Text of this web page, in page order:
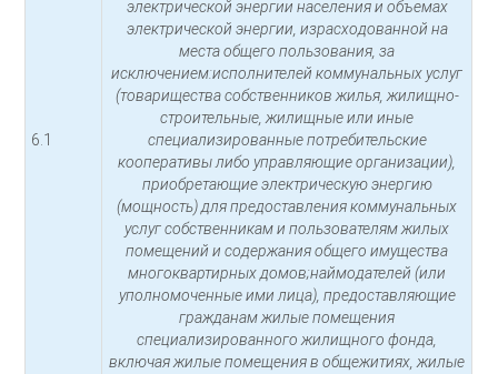
6.1
электрической энергии населения и объемах
электрической энергии, израсходованной на
места общего пользования, за
исключением:исполнителей коммунальных услуг
(товарищества собственников жилья, жилищно-
строительные, жилищные или иные
специализированные потребительские
кооперативы либо управляющие организации),
приобретающие электрическую энергию
(мощность) для предоставления коммунальных
услуг собственникам и пользователям жилых
помещений и содержания общего имущества
многоквартирных домов;наймодателей (или
уполномоченные ими лица), предоставляющие
гражданам жилые помещения
специализированного жилищного фонда,
включая жилые помещения в общежитиях, жилые